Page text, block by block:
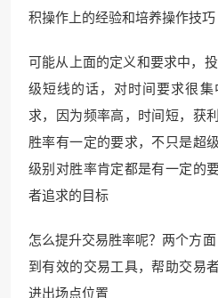
积操作上的经验和培养操作技巧
可能从上面的定义和要求中，
级短线的话，对时间要求很
求，因为频率高，时间短，获
胜率有一定的要求，不只是超
级别对胜率肯定都是有一定的
者追求的目标
怎么提升交易胜率呢？两个方
到有效的交易工具，帮助交易
进出场点位置